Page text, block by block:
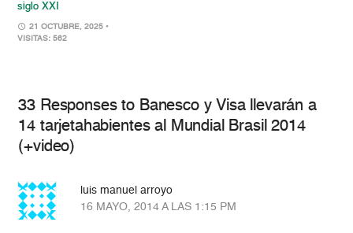
siglo XXI
21 OCTUBRE, 2025 •
VISITAS: 562
33 Responses to Banesco y Visa llevarán a
14 tarjetahabientes al Mundial Brasil 2014
(+video)
luis manuel arroyo
16 MAYO, 2014 A LAS 1:15 PM